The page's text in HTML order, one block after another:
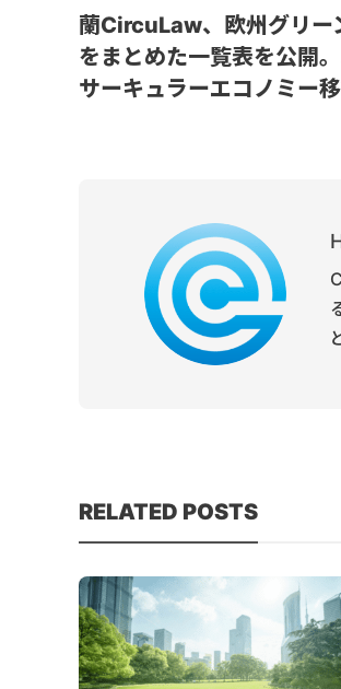
蘭CircuLaw、欧州グリー
をまとめた一覧表を公開
サーキュラーエコノミー
RELATED POSTS